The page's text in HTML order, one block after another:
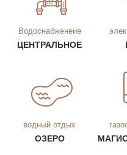
Водоснабженеие
ЦЕНТРАЛЬНОЕ
водный отдых
ОЗЕРО